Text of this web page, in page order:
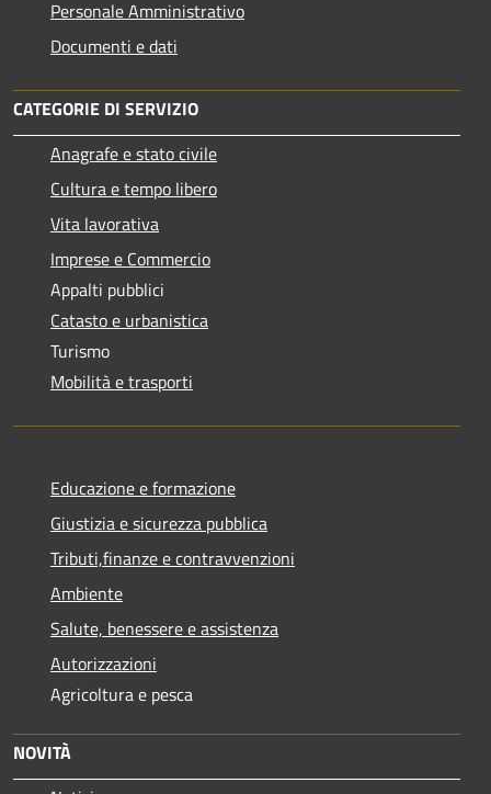
Personale Amministrativo
Documenti e dati
CATEGORIE DI SERVIZIO
Anagrafe e stato civile
Cultura e tempo libero
Vita lavorativa
Imprese e Commercio
Appalti pubblici
Catasto e urbanistica
Turismo
Mobilità e trasporti
Educazione e formazione
Giustizia e sicurezza pubblica
Tributi,finanze e contravvenzioni
Ambiente
Salute, benessere e assistenza
Autorizzazioni
Agricoltura e pesca
NOVITÀ